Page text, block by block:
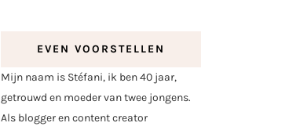
EVEN VOORSTELLEN
Mijn naam is Stéfani, ik ben 40 jaar,
getrouwd en moeder van twee jongens.
Als blogger en content creator